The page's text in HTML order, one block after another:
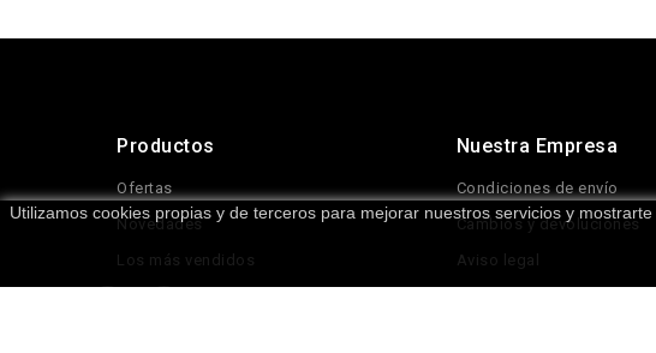
Utilizamos cookies propias y de terceros para mejorar nuestros servicios y
Productos
Ofertas
Novedades
Los más vendidos
Nuestra Empresa
Condiciones de envío
Cambios y devoluciones
Aviso legal